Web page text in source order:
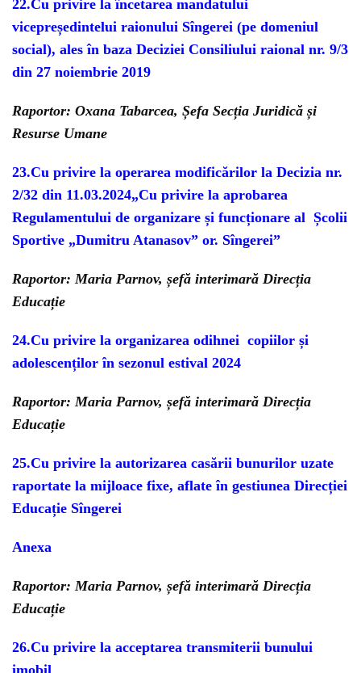
22.Cu privire la încetarea mandatului
vicepreședintelui raionului Sîngerei (pe domeniul
social), ales în baza Deciziei Consiliului raional nr. 9/3
din 27 noiembrie 2019
Raportor: Oxana Tabarcea, Șefa Secția Juridică și
Resurse Umane
23.Cu privire la operarea modificărilor la Decizia nr.
2/32 din 11.03.2024„Cu privire la aprobarea
Regulamentului de organizare și funcționare al Școlii
Sportive „Dumitru Atanasov” or. Sîngerei”
Raportor: Maria Parnov, șefă interimară Direcția
Educație
24.Cu privire la organizarea odihnei copiilor și
adolescenților în sezonul estival 2024
Raportor: Maria Parnov, șefă interimară Direcția
Educație
25.Cu privire la autorizarea casării bunurilor uzate
raportate la mijloace fixe, aflate în gestiunea Direcției
Educație Sîngerei
Anexa
Raportor: Maria Parnov, șefă interimară Direcția
Educație
26.Cu privire la acceptarea transmiterii bunului
imobil